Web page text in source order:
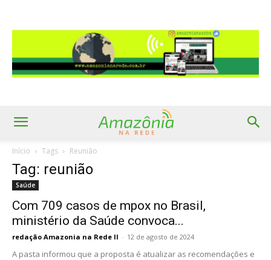
Início Tags Reunião
Tag: reunião
Saúde
Com 709 casos de mpox no Brasil,
ministério da Saúde convoca...
redação Amazonia na Rede II - 12 de agosto de 2024
A pasta informou que a proposta é atualizar as recomendações e